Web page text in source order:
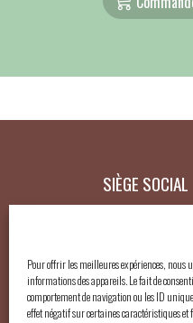
Pour offrir les meilleures expériences, nous
informations des appareils. Le fait de
comportement de navigation ou les ID
effet négatif sur certaines caractéristiques et
SIÈGE SOCIAL
Rue Vautier 29